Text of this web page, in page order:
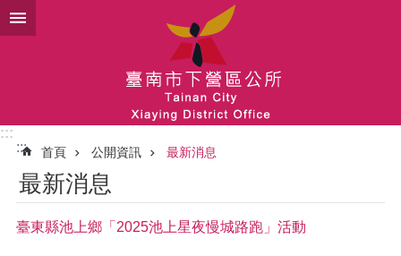
跳到主要內容區塊
:::
:::
首頁 公開資訊 最新消息
最新消息
臺東縣池上鄉「2025池上星夜慢城路跑」活動